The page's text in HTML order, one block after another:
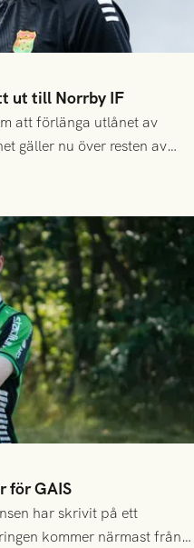
ut till Norrby IF
att förlänga utlånet av
gäller nu över resten av
för GAIS
har skrivit på ett
kommer närmast från